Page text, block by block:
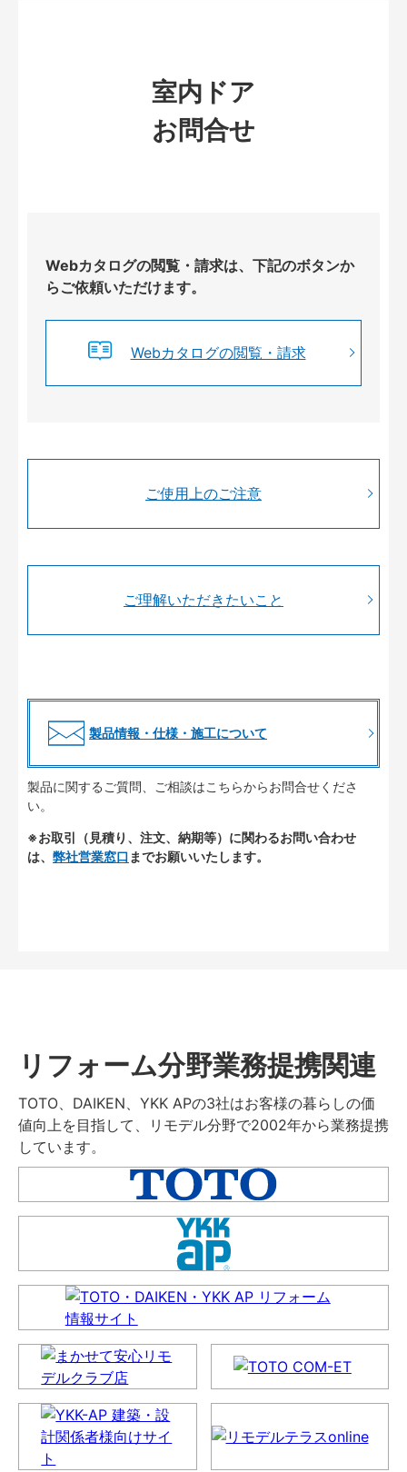
室内ドア
お問合せ
Webカタログの閲覧・請求は、下記のボタンか
らご依頼いただけます。
Webカタログの閲覧・請求
ご使用上のご注意
ご理解いただきたいこと
製品情報・仕様・施工について
製品に関するご質問、ご相談はこちらからお問合せくださ
い。
※お取引（見積り、注文、納期等）に関わるお問い合わせ
は、 弊社営業窓口 までお願いいたします。
リフォーム分野業務提携関連
TOTO、DAIKEN、YKK APの3社はお客様の暮らしの価
値向上を目指して、リモデル分野で2002年から業務提携
しています。